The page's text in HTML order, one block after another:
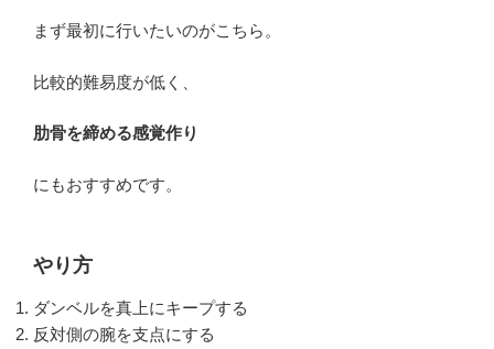
まず最初に行いたいのがこちら。
比較的難易度が低く、
肋骨を締める感覚作り
にもおすすめです。
やり方
ダンベルを真上にキープする
反対側の腕を支点にする